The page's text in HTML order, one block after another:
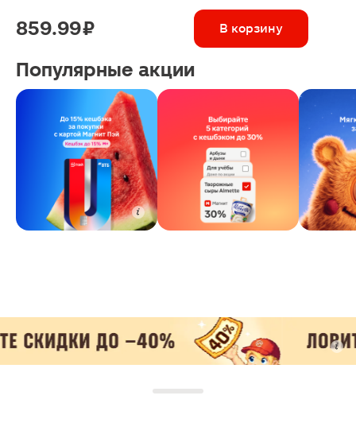
859.99 ₽ В корзину
Популярные акции